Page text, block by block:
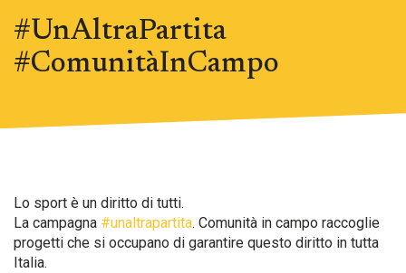
#UnAltraPartita
#ComunitàInCampo
Lo sport è un diritto di tutti.
La campagna #unaltrapartita. Comunità in campo raccoglie
progetti che si occupano di garantire questo diritto in tutta
Italia.